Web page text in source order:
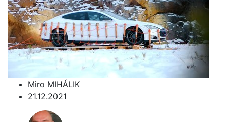
Miro MIHÁLIK
21.12.2021